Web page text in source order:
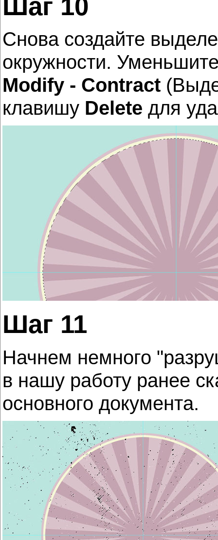
Шаг 10
Снова создайте
окружности.
Modify - Contract
клавишу Delete для
Шаг 11
Начнем немного
в нашу работу ранее
основного документа.